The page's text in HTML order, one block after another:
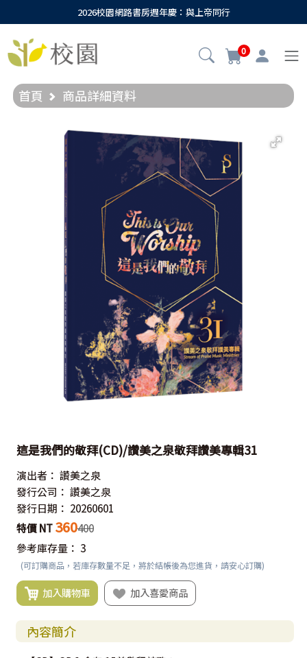
2026校園網路書房週年慶：與上帝同行
0
首頁 商品詳細資料
這是我們的敬拜(CD)/讚美之泉敬拜讚美專輯31
演出者： 讚美之泉
發行公司： 讚美之泉
發行日期： 20260601
特價 NT 360400
參考庫存量： 3
(可訂購商品，若庫存數量不足，將於結帳後為您進貨，請安心訂購)
加入購物車 加入喜愛商品
內容簡介